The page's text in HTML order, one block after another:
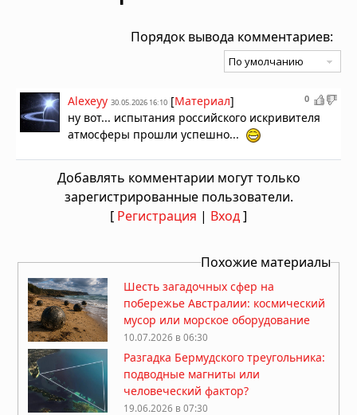
Порядок вывода комментариев:
0
Alexeyy 30.05.2026 16:10 [Материал]
ну вот... испытания российского искривителя
атмосферы прошли успешно...
Добавлять комментарии могут только
зарегистрированные пользователи.
[ Регистрация | Вход]
Похожие материалы
Шесть загадочных сфер на
побережье Австралии: космический
мусор или морское оборудование
10.07.2026 в 06:30
Разгадка Бермудского треугольника:
подводные магниты или
человеческий фактор?
19.06.2026 в 07:30